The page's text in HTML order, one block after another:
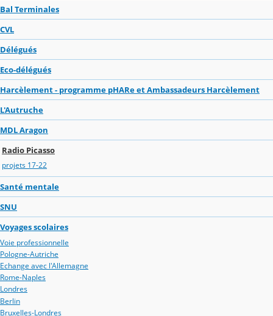
Bal Terminales
CVL
Délégués
Eco-délégués
Harcèlement - programme pHARe et Ambassadeurs Harcèlement
L'Autruche
MDL Aragon
Radio Picasso
projets 17-22
Santé mentale
SNU
Voyages scolaires
Voie professionnelle
Pologne-Autriche
Echange avec l'Allemagne
Rome-Naples
Londres
Berlin
Bruxelles-Londres